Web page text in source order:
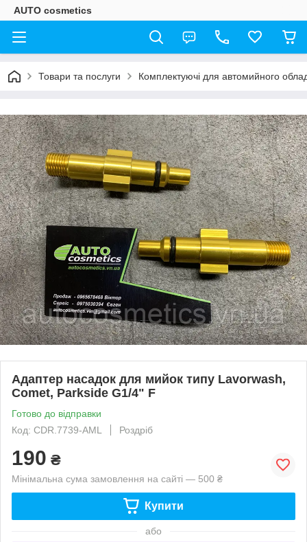
AUTO cosmetics
Товари та послуги Комплектуючі для автомийного
Адаптер насадок для мийок типу Lavorwash,
Comet, Parkside G1/4" F
Готово до відправки
Код: CDR.7739-AML
Роздріб
190 ₴
Мінімальна сума замовлення на сайті — 500 ₴
Купити
або